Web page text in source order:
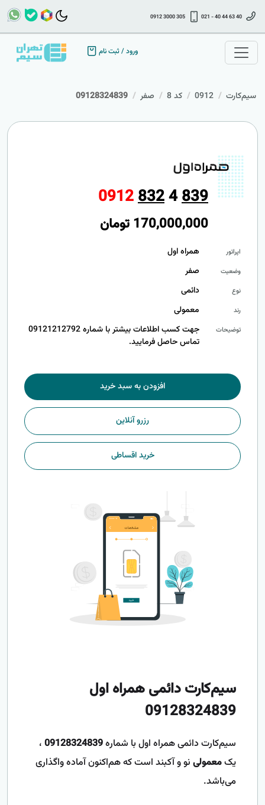
021 - 40 44 63 40
0912 3000 305
ورود/ثبت نام
سیم‌کارت 0912 کد 8 صفر 09128324839
09128324839
170,000,000 تومان
اپراتور همراه اول
وضعیت صفر
نوع دائمی
رند معمولی
توضیحات
جهت کسب اطلاعات بیشتر با شماره 09121212792
تماس حاصل فرمایید.
افزودن به سبد خرید
رزرو آنلاین
خرید اقساطی
سیم‌کارت دائمی همراه اول
09128324839
سیم‌کارت دائمی همراه اول با شماره09128324839 ،
یکمعمولی نو و آکبند است که هم‌اکنون آماده واگذاری
می‌باشد.